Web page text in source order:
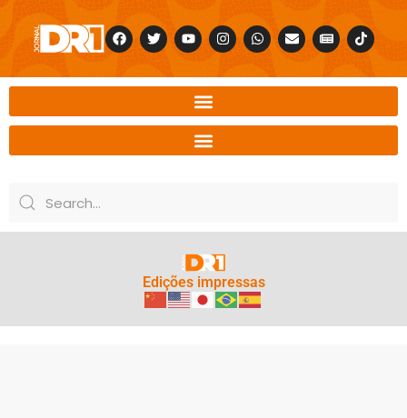
Edições impressas